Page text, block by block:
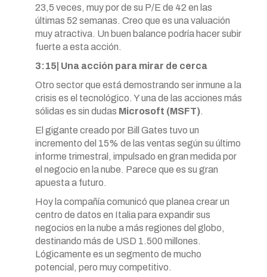
23,5 veces, muy por de su P/E de 42 en las
últimas 52 semanas. Creo que es una valuación
muy atractiva. Un buen balance podría hacer subir
fuerte a esta acción.
3:15| Una acción para mirar de cerca
Otro sector que está demostrando ser inmune a la
crisis es el tecnológico. Y una de las acciones más
sólidas es sin dudas Microsoft (MSFT).
El gigante creado por Bill Gates tuvo un
incremento del 15% de las ventas según su último
informe trimestral, impulsado en gran medida por
el negocio en la nube. Parece que es su gran
apuesta a futuro.
Hoy la compañía comunicó que planea crear un
centro de datos en Italia para expandir sus
negocios en la nube a más regiones del globo,
destinando más de USD 1.500 millones.
Lógicamente es un segmento de mucho
potencial, pero muy competitivo.